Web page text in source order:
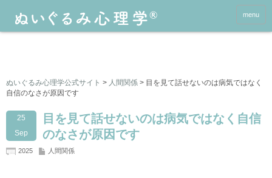
menu
ぬいぐるみ心理学公式サイト > 人間関係 > 目を見て話せないのは病気ではなく
自信のなさが原因です
25
Sep
目を見て話せないのは病気ではなく自信
のなさが原因です
2025 人間関係